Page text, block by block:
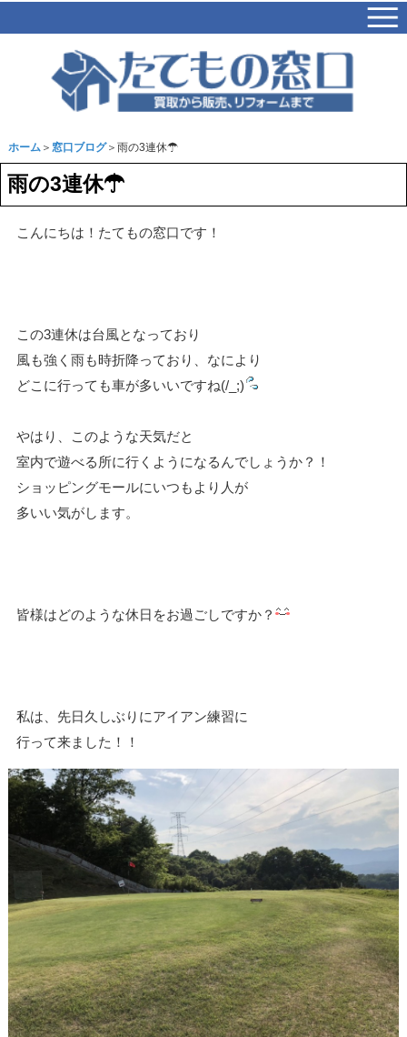
ホーム＞ 窓口ブログ＞雨の3連休☂
雨の3連休☂
こんにちは！たてもの窓口です！
この3連休は台風となっており
風も強く雨も時折降っており、なにより
どこに行っても車が多いいですね(/_;)
やはり、このような天気だと
室内で遊べる所に行くようになるんでしょうか？！
ショッピングモールにいつもより人が
多いい気がします。
皆様はどのような休日をお過ごしですか？
私は、先日久しぶりにアイアン練習に
行って来ました！！